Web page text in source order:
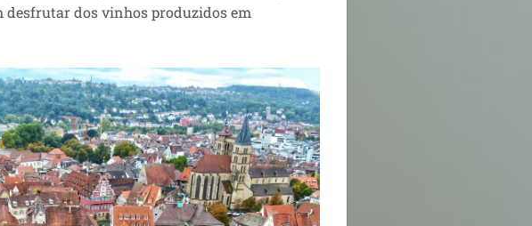
desfrutar dos vinhos produzidos em